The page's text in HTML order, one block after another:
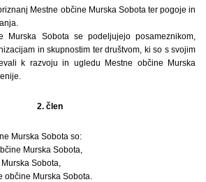
Mestne občine Murska Sobota ter pogoje in
Murska Sobota se podeljujejo posameznikom,
in skupnostim ter društvom, ki so s svojim
k razvoju in ugledu Mestne občine Murska
2. člen
Murska Sobota so:
Murska Sobota,
Sobota,
občine Murska Sobota.